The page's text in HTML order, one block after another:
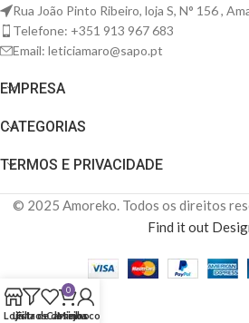
Rua João Pinto Ribeiro, loja S, N° 156 ,
Telefone: +351 913 967 683
Email: leticiamaro@sapo.pt
EMPRESA
CATEGORIAS
TERMOS E PRIVACIDADE
© 2025 Amoreko. Todos os direitos
Find it out
LojaFiltros
Lista de desejos
0
Carrinho
Minha conta